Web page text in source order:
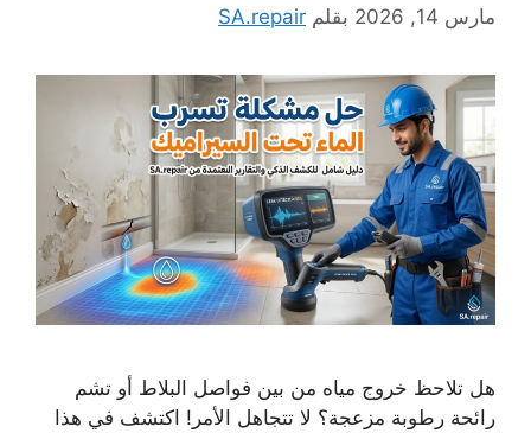
مارس 14, 2026 بقلم SA.repair
هل تلاحظ خروج مياه من بين فواصل البلاط أو تشم
رائحة رطوبة مزعجة؟ لا تتجاهل الأمر! اكتشف في هذا